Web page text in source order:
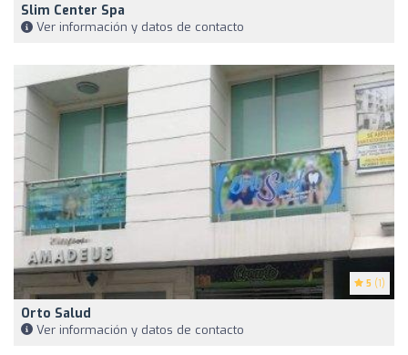
Slim Center Spa
Ver información y datos de contacto
5 (1)
Orto Salud
Ver información y datos de contacto